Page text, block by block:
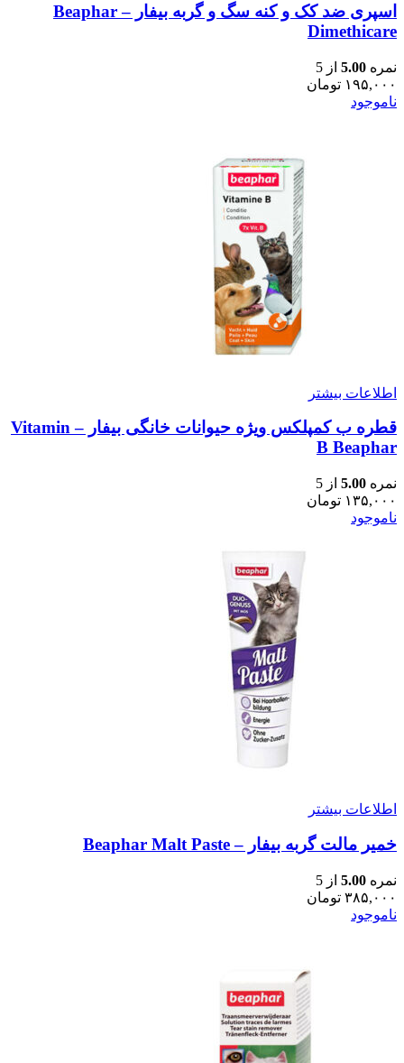
اسپری ضد کک و کنه سگ و گربه بیفار – Beaphar
Dimethicare
نمره 5.00 از 5
۱۹۵,۰۰۰ تومان
ناموجود
اطلاعات بیشتر
قطره ب کمپلکس ویژه حیوانات خانگی بیفار – Vitamin
B Beaphar
نمره 5.00 از 5
۱۳۵,۰۰۰ تومان
ناموجود
اطلاعات بیشتر
خمیر مالت گربه بیفار – Beaphar Malt Paste
نمره 5.00 از 5
۳۸۵,۰۰۰ تومان
ناموجود